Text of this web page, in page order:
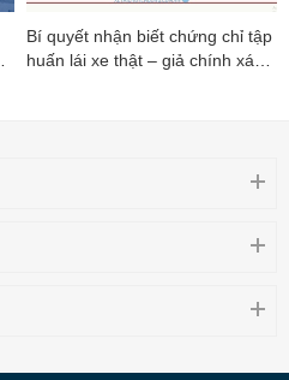
Bí quyết nhận biết chứng chỉ tập
huấn lái xe thật – giả chính xác